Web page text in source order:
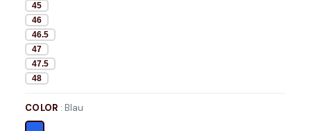
45
46
46.5
47
47.5
48
COLOR : Blau